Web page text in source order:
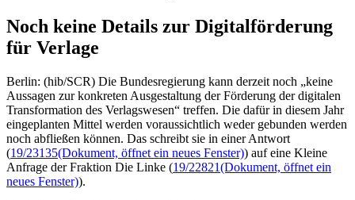
Noch keine Details zur Digitalförderung
für Verlage
Berlin: (hib/SCR) Die Bundesregierung kann derzeit noch „keine
Aussagen zur konkreten Ausgestaltung der Förderung der digitalen
Transformation des Verlagswesen“ treffen. Die dafür in diesem Jahr
eingeplanten Mittel werden voraussichtlich weder gebunden werden
noch abfließen können. Das schreibt sie in einer Antwort
(19/23135(Dokument, öffnet ein neues Fenster)) auf eine Kleine
Anfrage der Fraktion Die Linke (19/22821(Dokument, öffnet ein
neues Fenster)).